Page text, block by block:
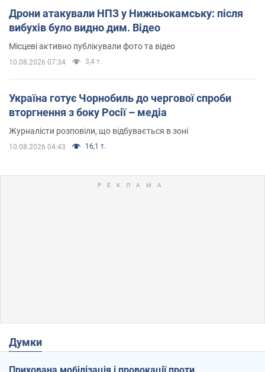
Дрони атакували НПЗ у Нижньокамську: після
вибухів було видно дим. Відео
Місцеві активно публікували фото та відео
10.08.2026 07:34 3,4 т.
Україна готує Чорнобиль до чергової спроби
вторгнення з боку Росії – медіа
Журналісти розповіли, що відбувається в зоні
10.08.2026 04:43 16,1 т.
Думки